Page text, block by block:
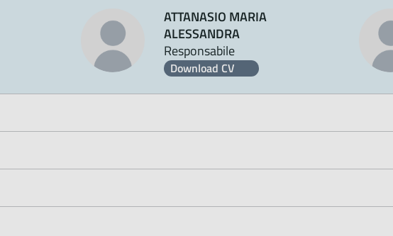
ATTANASIO MARIA
ALESSANDRA
Responsabile
Download CV